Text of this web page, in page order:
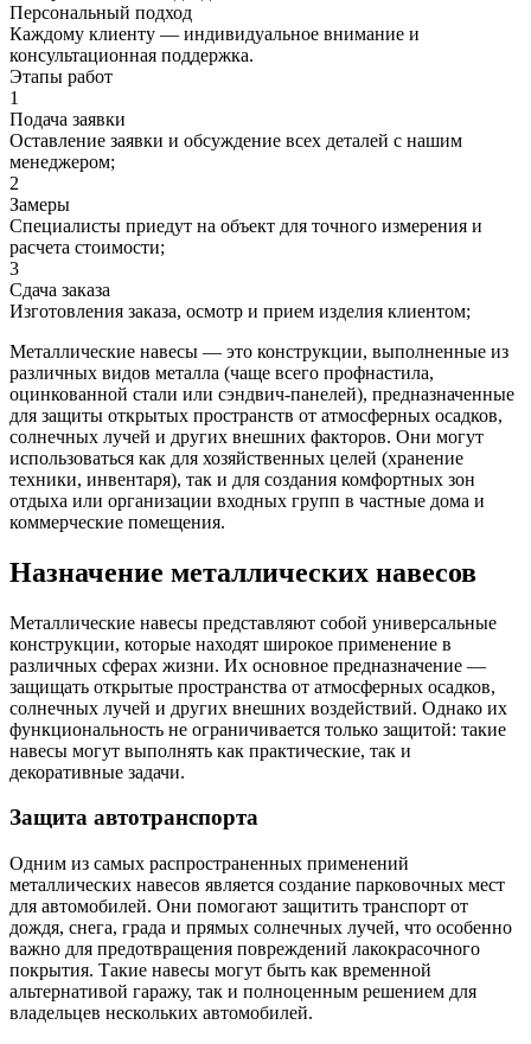
Персональный подход
Каждому клиенту — индивидуальное внимание и
консультационная поддержка.
Этапы работ
1
Подача заявки
Оставление заявки и обсуждение всех деталей с нашим
менеджером;
2
Замеры
Специалисты приедут на объект для точного измерения и
расчета стоимости;
3
Сдача заказа
Изготовления заказа, осмотр и прием изделия клиентом;
Металлические навесы — это конструкции, выполненные из
различных видов металла (чаще всего профнастила,
оцинкованной стали или сэндвич-панелей), предназначенные
для защиты открытых пространств от атмосферных осадков,
солнечных лучей и других внешних факторов. Они могут
использоваться как для хозяйственных целей (хранение
техники, инвентаря), так и для создания комфортных зон
отдыха или организации входных групп в частные дома и
коммерческие помещения.
Назначение металлических навесов
Металлические навесы представляют собой универсальные
конструкции, которые находят широкое применение в
различных сферах жизни. Их основное предназначение —
защищать открытые пространства от атмосферных осадков,
солнечных лучей и других внешних воздействий. Однако их
функциональность не ограничивается только защитой: такие
навесы могут выполнять как практические, так и
декоративные задачи.
Защита автотранспорта
Одним из самых распространенных применений
металлических навесов является создание парковочных мест
для автомобилей. Они помогают защитить транспорт от
дождя, снега, града и прямых солнечных лучей, что особенно
важно для предотвращения повреждений лакокрасочного
покрытия. Такие навесы могут быть как временной
альтернативой гаражу, так и полноценным решением для
владельцев нескольких автомобилей.